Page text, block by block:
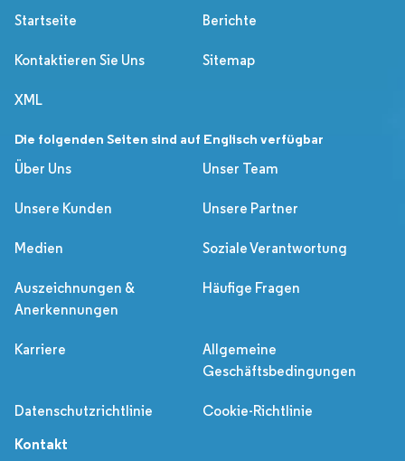
Startseite Berichte
Kontaktieren Sie Uns Sitemap
XML
Die folgenden Seiten sind auf Englisch verfügbar
Über Uns
Unser Team
Unsere Kunden Unsere Partner
Medien Soziale Verantwortung
Auszeichnungen &
Anerkennungen
Häufige Fragen
Karriere
Allgemeine
Geschäftsbedingungen
Datenschutzrichtlinie Cookie-Richtlinie
Kontakt